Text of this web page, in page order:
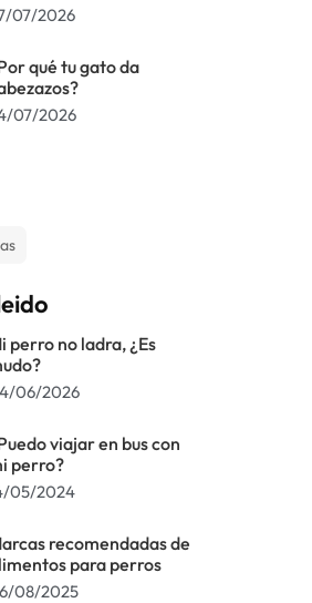
07/2026
qué tu gato da
07/2026
perro no ladra, ¿Es
06/2026
viajar en bus con
perro?
05/2024
recomendadas de
para perros
08/2025